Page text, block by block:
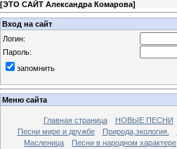
[ЭТО САЙТ Александра Комарова]
Вход на сайт
Логин:
Пароль:
запомнить
Меню сайта
Главная страница НОВЫЕ ПЕСНИ
Песни мире и дружбе
Природа,экология.
Масленица
Песни в народном характере